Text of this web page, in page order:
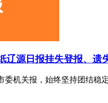
辽源日报挂失登报、遗
委机关报，始终坚持团结